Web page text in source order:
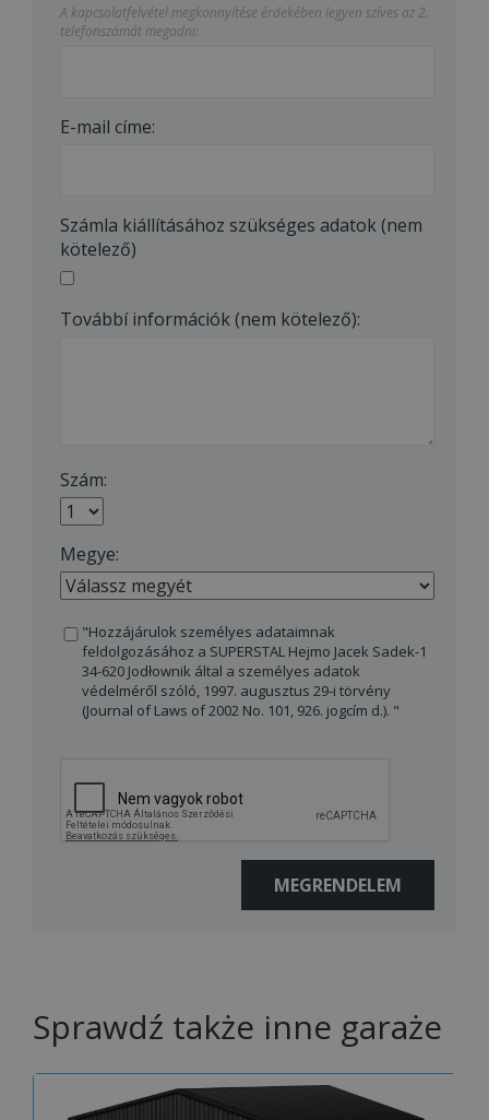
A kapcsolatfelvétel megkönnyítése érdekében legyen szíves az 2.
telefonszámát megadni:
E-mail címe:
Számla kiállításához szükséges adatok (nem
kötelező)
Továbbí információk (nem kötelező):
Szám:
Megye:
"Hozzájárulok személyes adataimnak
feldolgozásához a SUPERSTAL Hejmo Jacek Sadek-1
34-620 Jodłownik által a személyes adatok
védelméről szóló, 1997. augusztus 29-i törvény
(Journal of Laws of 2002 No. 101, 926. jogcím d.). "
Sprawdź także inne garaże